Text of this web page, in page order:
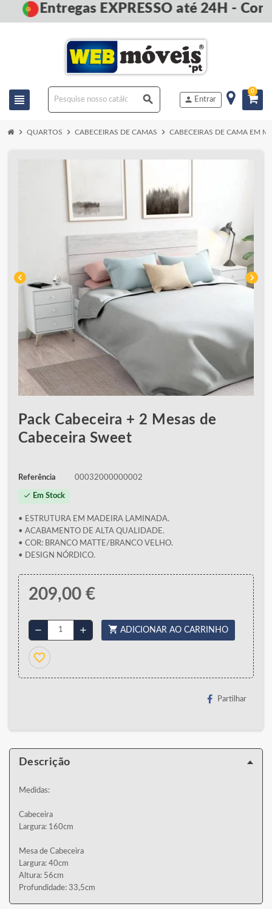
Entregas EXPRESSO até 24H -
view_headline search person Entrar
0
chevron_right QUARTOS chevron_right CABECEIRAS DE CAMAS chevron_right CABECEIRAS DE CAMA EM
chevron_left chevron_right
Pack Cabeceira + 2 Mesas de
Cabeceira Sweet
Referência 00032000000002
check Em Stock
• ESTRUTURA EM MADEIRA LAMINADA.
• ACABAMENTO DE ALTA QUALIDADE.
• COR: BRANCO MATTE/BRANCO VELHO.
• DESIGN NÓRDICO.
209,00 €
remove add shopping_cart ADICIONAR AO CARRINHO
favorite_border
Partilhar
Descrição
Medidas:
Cabeceira
Largura: 160cm
Mesa de Cabeceira
Largura: 40cm
Altura: 56cm
Profundidade: 33,5cm